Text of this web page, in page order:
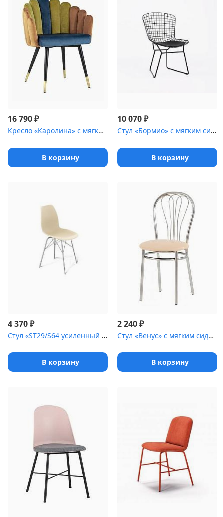
16 790₽
Кресло «Каролина» с мягким сиденьем [(ножки стальные)]
В корзину
10 070₽
Стул «Бормио» с мягким сиденьем [(стальной каркас)]
В корзину
4 370₽
Стул «ST29/S64 усиленный каркас» с жестким сиденьем [(окрашенный ...
В корзину
2 240₽
Стул «Венус» с мягким сиденьем [(окрашенный каркас)]
В корзину